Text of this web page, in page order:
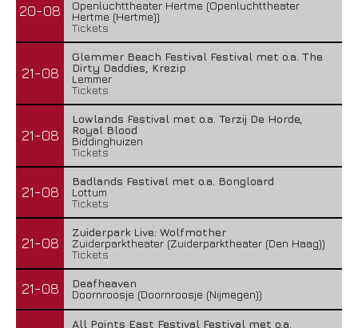
20-08
Openluchttheater Hertme (Openluchttheater
Hertme (Hertme))
Tickets
21-08
Glemmer Beach Festival Festival met o.a. The
Dirty Daddies, Krezip
Lemmer
Tickets
21-08
Lowlands Festival met o.a. Terzij De Horde,
Royal Blood
Biddinghuizen
Tickets
21-08
Badlands Festival met o.a. Bongloard
Lottum
Tickets
21-08
Zuiderpark Live: Wolfmother
Zuiderparktheater (Zuiderparktheater (Den Haag))
Tickets
21-08
Deafheaven
Doornroosje (Doornroosje (Nijmegen))
All Points East Festival Festival met o.a.